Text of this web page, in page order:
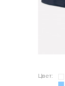
Цвет: